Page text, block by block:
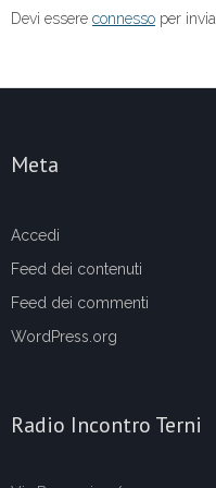
Devi essere connesso per
Meta
Accedi
Feed dei contenuti
Feed dei commenti
WordPress.org
Radio Incontro Terni